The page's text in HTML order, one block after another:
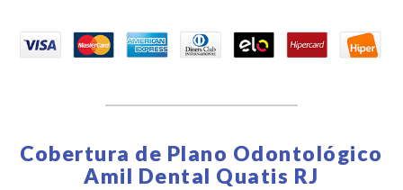
Cobertura de Plano Odontológico
Amil Dental Quatis RJ